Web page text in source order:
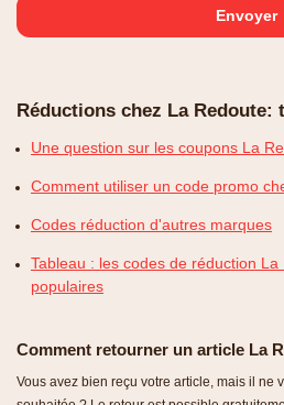
Réductions chez La Redoute:
Une question sur les coupons La
Comment utiliser un code promo
Codes réduction d'autres marques
Tableau : les codes de réduction
populaires
Comment retourner un article La
Vous avez bien reçu votre article, mais il ne